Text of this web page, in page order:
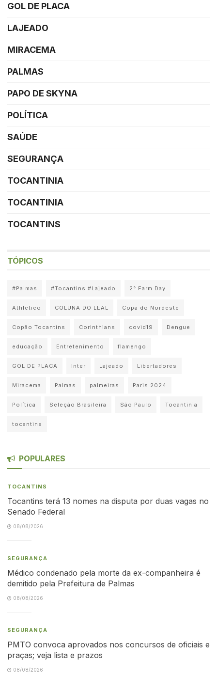
GOL DE PLACA
LAJEADO
MIRACEMA
PALMAS
PAPO DE SKYNA
POLÍTICA
SAÚDE
SEGURANÇA
TOCANTINIA
TOCANTINIA
TOCANTINS
TÓPICOS
#Palmas #Tocantins #Lajeado 2° Farm Day
Athletico COLUNA DO LEAL Copa do Nordeste
Copão Tocantins Corinthians covid19 Dengue
educação Entretenimento flamengo
GOL DE PLACA Inter Lajeado Libertadores
Miracema Palmas palmeiras Paris 2024
Política Seleção Brasileira São Paulo Tocantinia
tocantins
POPULARES
TOCANTINS
Tocantins terá 13 nomes na disputa por duas vagas no
Senado Federal
08/08/2026
SEGURANÇA
Médico condenado pela morte da ex-companheira é
demitido pela Prefeitura de Palmas
08/08/2026
SEGURANÇA
PMTO convoca aprovados nos concursos de oficiais e
praças; veja lista e prazos
08/08/2026